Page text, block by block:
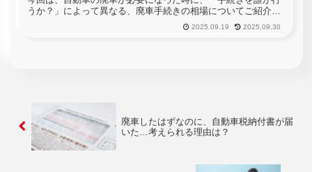
うか？」によって異なる、廃車手続きの相場についてご紹介し
ていきたいと思います。皆さんも、自動車を購入するときに関
しては、ある程度どの様な費用が必要になるのかイメージがで
2025.09.19 2025.09.30
廃車したはずなのに、自動車税納付書が届
いた…考えられる理由は？